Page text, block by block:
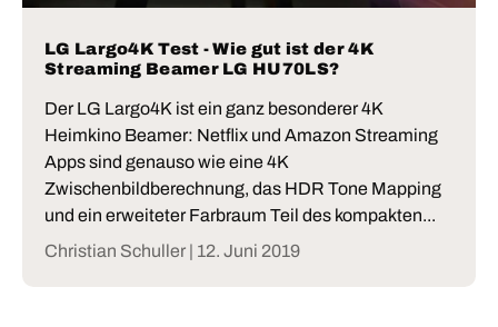
LG Largo4K Test - Wie gut ist der 4K
Streaming Beamer LG HU70LS?
Der LG Largo4K ist ein ganz besonderer 4K
Heimkino Beamer: Netflix und Amazon Streaming
Apps sind genauso wie eine 4K
Zwischenbildberechnung, das HDR Tone Mapping
und ein erweiteter Farbraum Teil des kompakten...
Christian Schuller | 12. Juni 2019